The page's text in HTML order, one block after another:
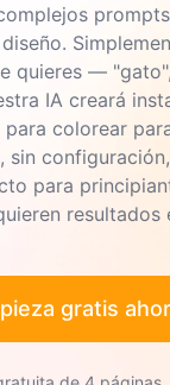
quieres —
IA creará
para colorear
sin
para
resultados
gratis